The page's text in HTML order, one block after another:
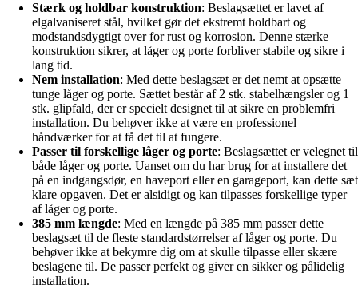
Stærk og holdbar konstruktion: Beslagsættet er lavet af
elgalvaniseret stål, hvilket gør det ekstremt holdbart og
modstandsdygtigt over for rust og korrosion. Denne stærke
konstruktion sikrer, at låger og porte forbliver stabile og sikre i
lang tid.
Nem installation: Med dette beslagsæt er det nemt at opsætte
tunge låger og porte. Sættet består af 2 stk. stabelhængsler og 1
stk. glipfald, der er specielt designet til at sikre en problemfri
installation. Du behøver ikke at være en professionel
håndværker for at få det til at fungere.
Passer til forskellige låger og porte: Beslagsættet er velegnet til
både låger og porte. Uanset om du har brug for at installere det
på en indgangsdør, en haveport eller en garageport, kan dette sæt
klare opgaven. Det er alsidigt og kan tilpasses forskellige typer
af låger og porte.
385 mm længde: Med en længde på 385 mm passer dette
beslagsæt til de fleste standardstørrelser af låger og porte. Du
behøver ikke at bekymre dig om at skulle tilpasse eller skære
beslagene til. De passer perfekt og giver en sikker og pålidelig
installation.